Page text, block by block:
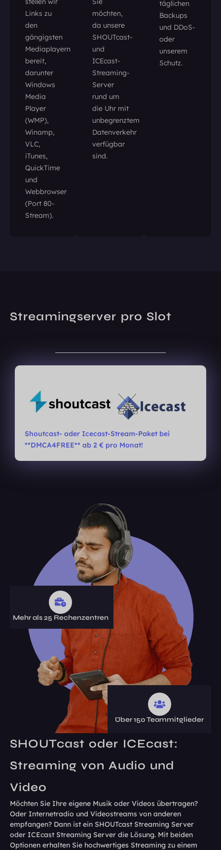
Links zu
den
gängigsten
Mediaplayern
bereit,
darunter
Windows
Media
Player
(WMP),
Winamp,
VLC,
iTunes,
QuickTime
und
Webbrowser
(Port 80-
Stream).
möchten,
da unsere
SHOUTcast-
und
ICEcast-
Streaming-
Server
rund um
die Uhr mit
unbegrenztem
Datenverkehr
verfügbar
sind.
täglichen
Backups
und DDoS-
oder
unserem
Schutz.
Streamingserver pro Slot
Shoutcast- oder Icecast-Stream-Paket bei
**DMCA4FREE** ab 2 € pro Monat!
Über 150 Teammitglieder
Mehr als 25 Rechenzentren
SHOUTcast oder ICEcast:
Streaming von Audio und
Video
Möchten Sie Ihre eigene Musik oder Videos übertragen?
Oder Internetradio und Videostreams von anderen
empfangen? Dann ist ein SHOUTcast Streaming Server
oder ICEcast Streaming Server die Lösung. Mit beiden
Optionen erhalten Sie hochwertiges Streaming zu einem